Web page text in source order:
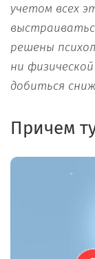
учетом всех
решены
ни
добиться
Причем